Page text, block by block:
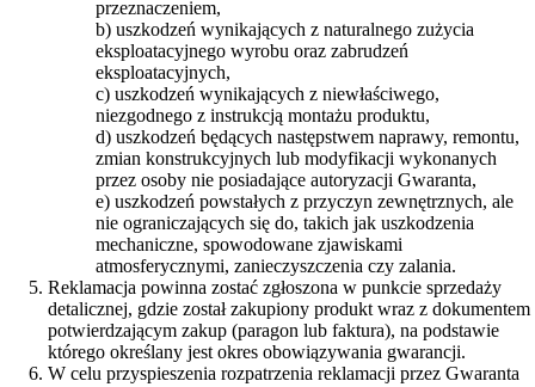
przeznaczeniem,
b) uszkodzeń wynikających z naturalnego zużycia
eksploatacyjnego wyrobu oraz zabrudzeń
eksploatacyjnych,
c) uszkodzeń wynikających z niewłaściwego,
niezgodnego z instrukcją montażu produktu,
d) uszkodzeń będących następstwem naprawy, remontu,
zmian konstrukcyjnych lub modyfikacji wykonanych
przez osoby nie posiadające autoryzacji Gwaranta,
e) uszkodzeń powstałych z przyczyn zewnętrznych, ale
nie ograniczających się do, takich jak uszkodzenia
mechaniczne, spowodowane zjawiskami
atmosferycznymi, zanieczyszczenia czy zalania.
Reklamacja powinna zostać zgłoszona w punkcie sprzedaży
detalicznej, gdzie został zakupiony produkt wraz z dokumentem
potwierdzającym zakup (paragon lub faktura), na podstawie
którego określany jest okres obowiązywania gwarancji.
W celu przyspieszenia rozpatrzenia reklamacji przez Gwaranta